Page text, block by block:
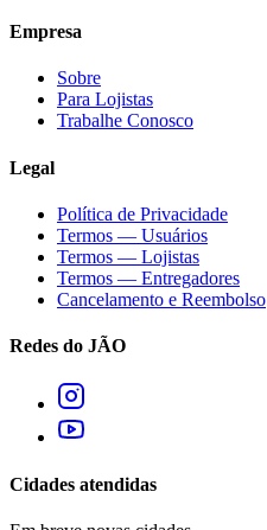
Empresa
Sobre
Para Lojistas
Trabalhe Conosco
Legal
Política de Privacidade
Termos — Usuários
Termos — Lojistas
Termos — Entregadores
Cancelamento e Reembolso
Redes do JÃO
Cidades atendidas